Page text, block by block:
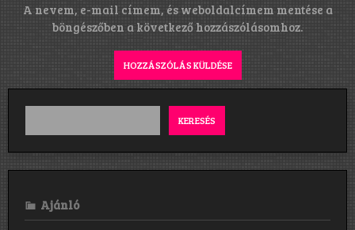
A nevem, e-mail címem, és weboldalcímem mentése a
böngészőben a következő hozzászólásomhoz.
KERESÉS
Ajánló